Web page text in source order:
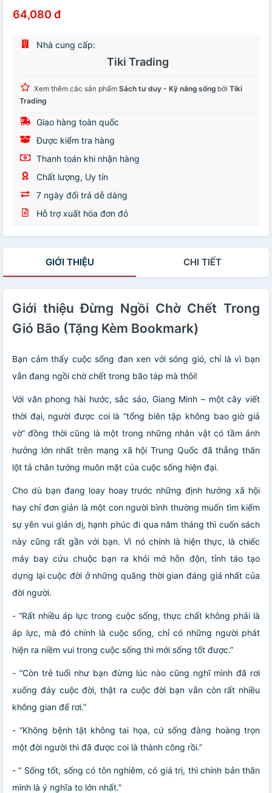
64,080 đ
Nhà cung cấp:
Tiki Trading
Xem thêm các sản phẩm Sách tư duy - Kỹ năng sống bởi Tiki
Trading
Giao hàng toàn quốc
Được kiểm tra hàng
Thanh toán khi nhận hàng
Chất lượng, Uy tín
7 ngày đổi trả dễ dàng
Hỗ trợ xuất hóa đơn đỏ
GIỚI THIỆU CHI TIẾT
Giới thiệu Đừng Ngồi Chờ Chết Trong
Gió Bão (Tặng Kèm Bookmark)
Bạn cảm thấy cuộc sống đan xen với sóng gió, chỉ là vì bạn
vẫn đang ngồi chờ chết trong bão táp mà thôi!
Với văn phong hài hước, sắc sảo, Giang Minh – một cây viết
thời đại, người được coi là “tổng biên tập không bao giờ giả
vờ” đồng thời cũng là một trong những nhân vật có tầm ảnh
hưởng lớn nhất trên mạng xã hội Trung Quốc đã thẳng thắn
lột tả chân tướng muôn mặt của cuộc sống hiện đại.
Cho dù bạn đang loay hoay trước những định hướng xã hội
hay chỉ đơn giản là một con người bình thường muốn tìm kiếm
sự yên vui giản dị, hạnh phúc đi qua năm tháng thì cuốn sách
này cũng rất gần với bạn. Vì nó chính là hiện thực, là chiếc
máy bay cứu chuộc bạn ra khỏi mớ hỗn độn, tỉnh táo tạo
dựng lại cuộc đời ở những quãng thời gian đáng giá nhất của
đời người.
- “Rất nhiều áp lực trong cuộc sống, thực chất không phải là
áp lực, mà đó chính là cuộc sống, chỉ có những người phát
hiện ra niềm vui trong cuộc sống thì mới sống tốt được.”
- “Còn trẻ tuổi như bạn đừng lúc nào cũng nghĩ mình đã rơi
xuống đáy cuộc đời, thật ra cuộc đời bạn vẫn còn rất nhiều
không gian để rơi.”
- “Không bệnh tật không tai họa, cứ sống đàng hoàng trọn
một đời người thì đã được coi là thành công rồi.”
- “ Sống tốt, sống có tôn nghiêm, có giá trị, thì chính bản thân
mình là ý nghĩa to lớn nhất.”